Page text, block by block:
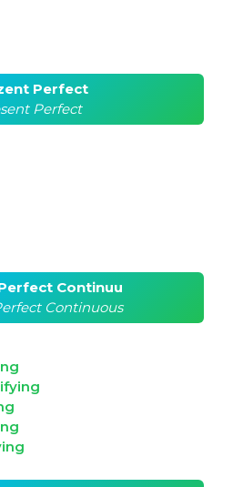
Perfect
Perfect
Continuu
Continuous